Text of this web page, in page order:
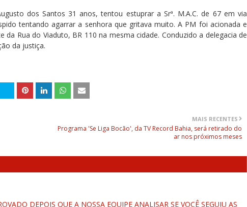
dos Santos 31 anos, tentou estuprar a Srª. M.A.C. de 67 em via
tentando agarrar a senhora que gritava muito. A PM foi acionada e
da Rua do Viaduto, BR 110 na mesma cidade. Conduzido a delegacia de
da justiça.
MAIS RECENTES
Programa 'Se Liga Bocão', da TV Record Bahia, será retirado do
ar nos próximos meses
DEPOIS QUE A NOSSA EQUIPE ANALISAR SE VOCÊ SEGUIU AS